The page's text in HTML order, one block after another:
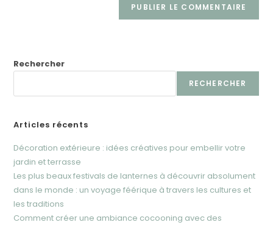
Rechercher
RECHERCHER
Articles récents
Décoration extérieure : idées créatives pour embellir votre
jardin et terrasse
Les plus beaux festivals de lanternes à découvrir absolument
dans le monde : un voyage féérique à travers les cultures et
les traditions
Comment créer une ambiance cocooning avec des